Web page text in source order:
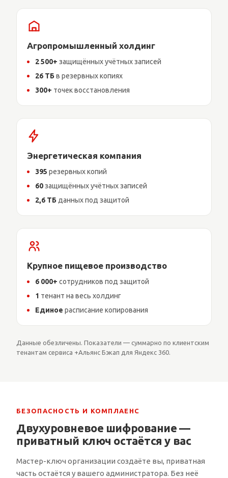
Агропромышленный холдинг
2 500+ защищённых учётных записей
26 ТБ в резервных копиях
300+ точек восстановления
Энергетическая компания
395 резервных копий
60защищённых учётных записей
2,6 ТБ данных под защитой
Крупное пищевое производство
6 000+ сотрудников под защитой
1 тенант на весь холдинг
Единое расписание копирования
Данные обезличены. Показатели — суммарно по клиентским
тенантам сервиса +Альянс Бэкап для Яндекс 360.
БЕЗОПАСНОСТЬ И КОМПЛАЕНС
Двухуровневое шифрование —
приватный ключ остаётся у вас
Мастер-ключ организации создаёте вы, приватная
часть остаётся у вашего администратора. Без неё